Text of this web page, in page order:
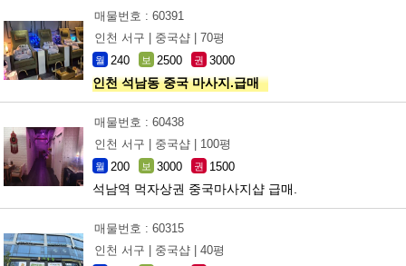
매물번호 : 60391
인천 서구 |
중국샵 | 70평
월 240 보 2500 권 3000
인천 석남동 중국 마사지.급매
매물번호 : 60438
인천 서구 |
중국샵 | 100평
월 200 보 3000 권 1500
석남역 먹자상권 중국마사지샵 급매.
매물번호 : 60315
인천 서구 |
중국샵 | 40평